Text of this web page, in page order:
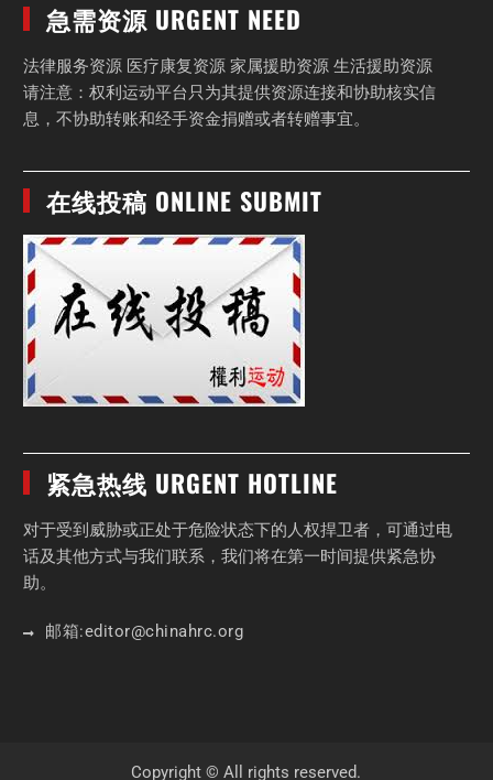
急需资源 URGENT NEED
法律服务资源 医疗康复资源 家属援助资源 生活援助资源
请注意：权利运动平台只为其提供资源连接和协助核实信
息，不协助转账和经手资金捐赠或者转赠事宜。
在线投稿 ONLINE SUBMIT
紧急热线 URGENT HOTLINE
对于受到威胁或正处于危险状态下的人权捍卫者，可通过电
话及其他方式与我们联系，我们将在第一时间提供紧急协
助。
邮箱:editor@chinahrc.org
Copyright © All rights reserved.